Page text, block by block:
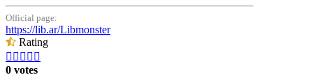
Official page:
https://lib.ar/Libmonster
Rating
    
0 votes